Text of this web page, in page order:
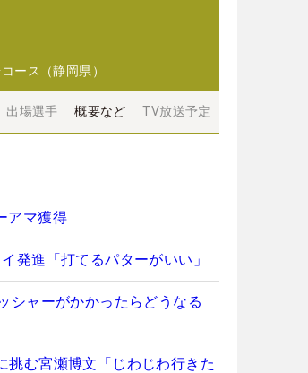
ース（静岡県）
出場選手 概要など TV放送予定
アマ獲得
発進「打てるパターがいい」
シャーがかかったらどうなる
む宮瀬博文「じわじわ行きた